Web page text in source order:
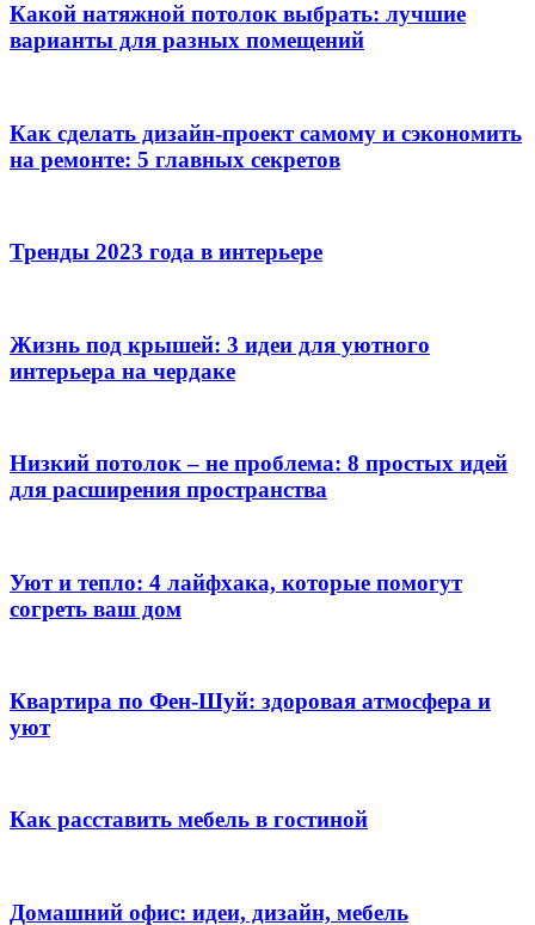
Какой натяжной потолок выбрать: лучшие
варианты для разных помещений
Как сделать дизайн-проект самому и сэкономить
на ремонте: 5 главных секретов
Тренды 2023 года в интерьере
Жизнь под крышей: 3 идеи для уютного
интерьера на чердаке
Низкий потолок – не проблема: 8 простых идей
для расширения пространства
Уют и тепло: 4 лайфхака, которые помогут
согреть ваш дом
Квартира по Фен-Шуй: здоровая атмосфера и
уют
Как расставить мебель в гостиной
Домашний офис: идеи, дизайн, мебель